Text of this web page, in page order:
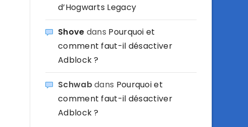
d’Hogwarts Legacy
Shove dans Pourquoi et
comment faut-il désactiver
Adblock ?
Schwabdans Pourquoi et
comment faut-il désactiver
Adblock ?